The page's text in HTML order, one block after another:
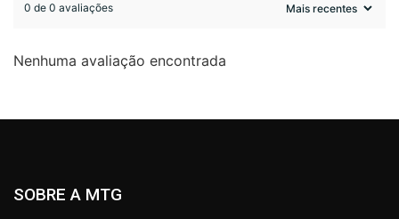
0 de 0 avaliações
Nenhuma avaliação encontrada
SOBRE A MTG